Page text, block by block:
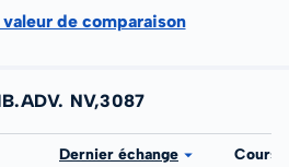
de comparaison
NV,3087
Dernier échange Cours